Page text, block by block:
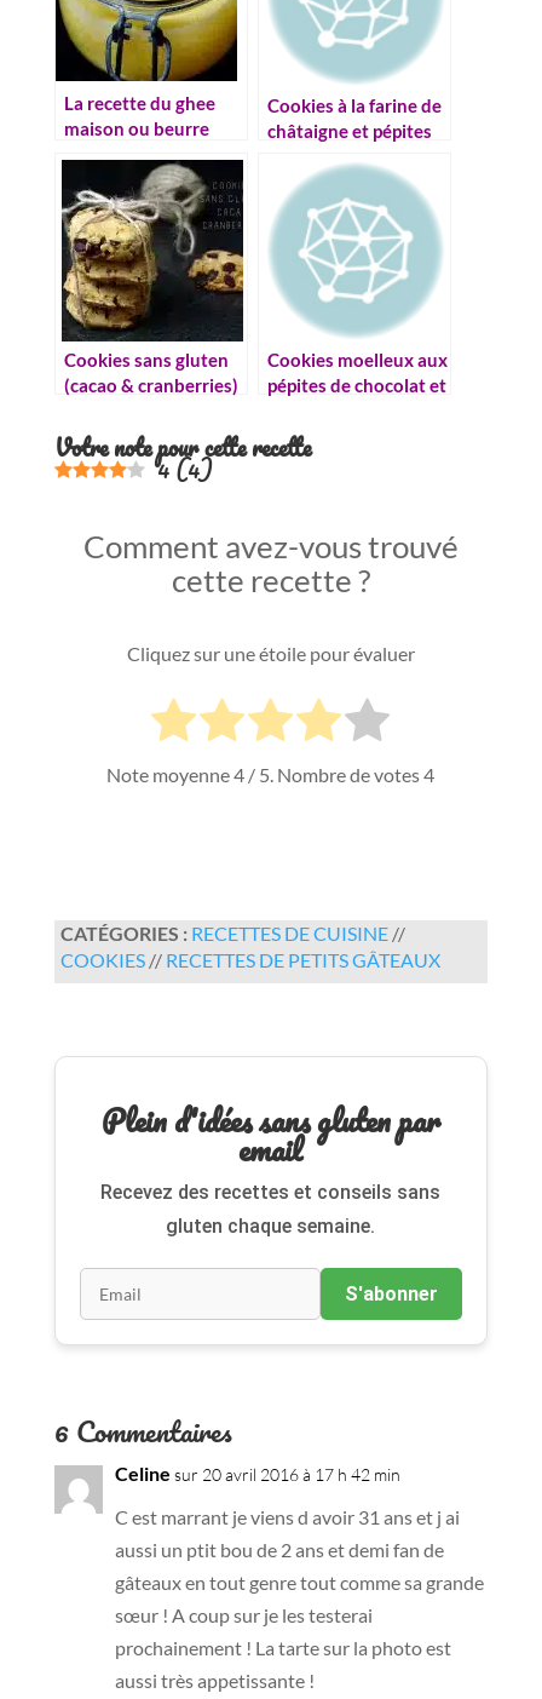
La recette du ghee
maison ou beurre
Cookies à la farine de
châtaigne et pépites
Cookies sans gluten
(cacao & cranberries)
Cookies moelleux aux
pépites de chocolat et
Votre note pour cette recette
4(4)
Comment avez-vous trouvé
cette recette ?
Cliquez sur une étoile pour évaluer
Note moyenne4 / 5. Nombre de votes4
CATÉGORIES : RECETTES DE CUISINE//
COOKIES// RECETTES DE PETITS GÂTEAUX
Plein d'idées sans gluten par
email
Recevez des recettes et conseils sans
gluten chaque semaine.
S'abonner
6 Commentaires
Celine sur 20 avril 2016 à 17 h 42 min
C est marrant je viens d avoir 31 ans et j ai
aussi un ptit bou de 2 ans et demi fan de
gâteaux en tout genre tout comme sa grande
sœur ! A coup sur je les testerai
prochainement ! La tarte sur la photo est
aussi très appetissante !